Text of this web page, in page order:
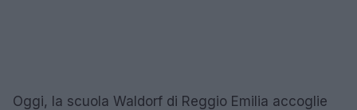
Oggi, la scuola Waldorf di Reggio Emilia accoglie